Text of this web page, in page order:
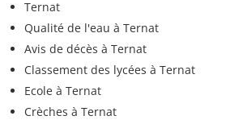
Ternat
Qualité de l'eau à Ternat
Avis de décès à Ternat
Classement des lycées à Ternat
Ecole à Ternat
Crèches à Ternat